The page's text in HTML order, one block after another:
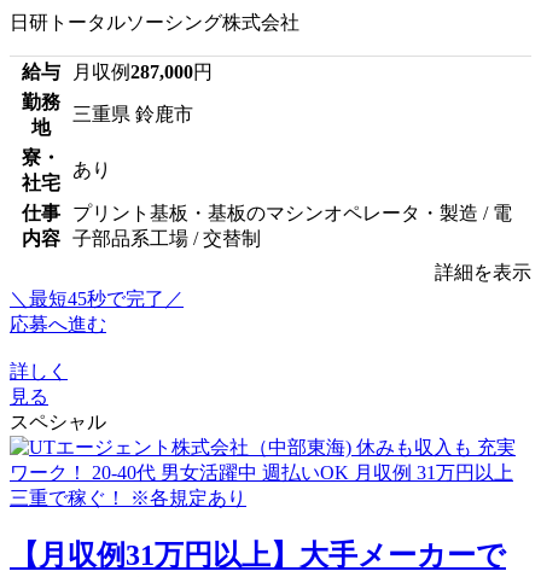
日研トータルソーシング株式会社
給与 月収例287,000円
勤務
地
三重県 鈴鹿市
寮・
社宅
あり
仕事
内容
プリント基板・基板のマシンオペレータ・製造 / 電
子部品系工場 / 交替制
詳細を表示
＼最短45秒で完了／
応募へ進む
詳しく
見る
スペシャル
【月収例31万円以上】大手メーカーで